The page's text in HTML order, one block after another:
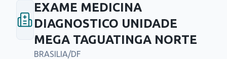
EXAME MEDICINA
DIAGNOSTICO UNIDADE
MEGA TAGUATINGA NORTE
BRASILIA/DF